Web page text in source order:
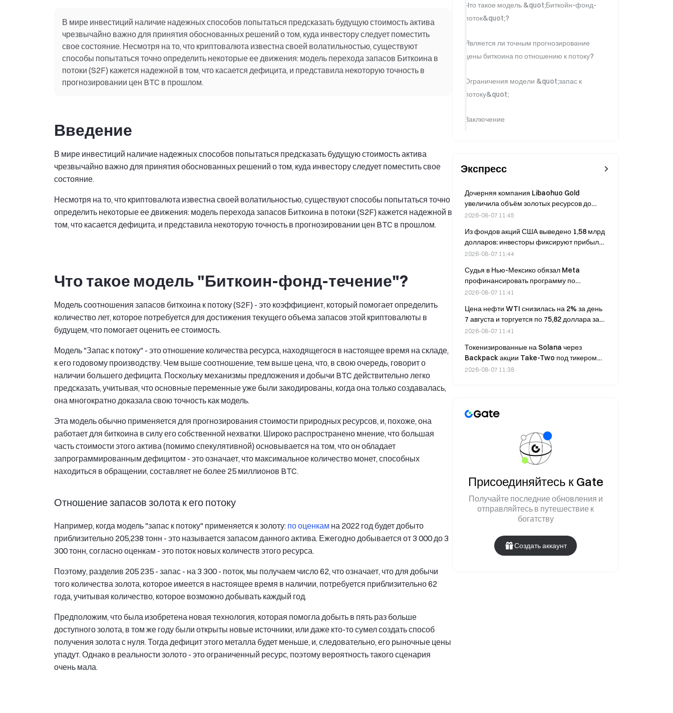
В мире инвестиций наличие надежных способов попытаться предсказать будущую стоимость актива
чрезвычайно важно для принятия обоснованных решений о том, куда инвестору следует поместить
свое состояние. Несмотря на то, что криптовалюта известна своей волатильностью, существуют
способы попытаться точно определить некоторые ее движения: модель перехода запасов Биткоина в
потоки (S2F) кажется надежной в том, что касается дефицита, и представила некоторую точность в
прогнозировании цен BTC в прошлом.
Введение
В мире инвестиций наличие надежных способов попытаться предсказать будущую стоимость актива
чрезвычайно важно для принятия обоснованных решений о том, куда инвестору следует поместить свое
состояние.
Несмотря на то, что криптовалюта известна своей волатильностью, существуют способы попытаться точно
определить некоторые ее движения: модель перехода запасов Биткоина в потоки (S2F) кажется надежной в
том, что касается дефицита, и представила некоторую точность в прогнозировании цен BTC в прошлом.
Что такое модель "Биткоин-фонд-течение"?
Модель соотношения запасов биткоина к потоку (S2F) - это коэффициент, который помогает определить
количество лет, которое потребуется для достижения текущего объема запасов этой криптовалюты в
будущем, что помогает оценить ее стоимость.
Модель "Запас к потоку" - это отношение количества ресурса, находящегося в настоящее время на складе,
к его годовому производству. Чем выше соотношение, тем выше цена, что, в свою очередь, говорит о
наличии большего дефицита. Поскольку механизмы предложения и добычи BTC действительно легко
предсказать, учитывая, что основные переменные уже были закодированы, когда она только создавалась,
она многократно доказала свою точность как модель.
Эта модель обычно применяется для прогнозирования стоимости природных ресурсов, и, похоже, она
работает для биткоина в силу его собственной нехватки. Широко распространено мнение, что большая
часть стоимости этого актива (помимо спекулятивной) основывается на том, что он обладает
запрограммированным дефицитом - это означает, что максимальное количество монет, способных
находиться в обращении, составляет не более 25 миллионов BTC.
Отношение запасов золота к его потоку
Например, когда модель "запас к потоку" применяется к золоту: по оценкам на 2022 год будет добыто
приблизительно 205,238 тонн - это называется запасом данного актива. Ежегодно добывается от 3 000 до 3
300 тонн, согласно оценкам - это поток новых количеств этого ресурса.
Поэтому, разделив 205 235 - запас - на 3 300 - поток, мы получаем число 62, что означает, что для добычи
того количества золота, которое имеется в настоящее время в наличии, потребуется приблизительно 62
года, учитывая количество, которое возможно добывать каждый год.
Предположим, что была изобретена новая технология, которая помогла добыть в пять раз больше
доступного золота, в том же году были открыты новые источники, или даже кто-то сумел создать способ
получения золота с нуля. Тогда дефицит этого металла будет меньше, и, следовательно, его рыночные цены
упадут. Однако в реальности золото - это ограниченный ресурс, поэтому вероятность такого сценария
очень мала.
Что такое модель &quot;Биткойн-фонд-
поток&quot;?
Является ли точным прогнозирование
цены биткоина по отношению к потоку?
Ограничения модели &quot;запас к
потоку&quot;
Заключение
Экспресс
Дочерняя компания Libaohuo Gold
увеличила объём золотых ресурсов до
53,94 тонны по состоянию на 30 июня
2026-08-07 11:45
Из фондов акций США выведено 1,58 млрд
долларов: инвесторы фиксируют прибыль;
фонды денежного рынка привлекли 556,9
2026-08-07 11:44
Судья в Нью-Мексико обязал Meta
профинансировать программу по
снижению вреда для молодёжи на сумму
совокупные финансовые обязательства
компании до 942 миллионов долларов.
2026-08-07 11:41
Цена нефти WTI снизилась на 2% за день
7 августа и торгуется по 75,82 доллара за
баррель.
2026-08-07 11:41
Токенизированные на Solana через
Backpack акции Take-Two под тикером
TTWO торгуются по 233,79 доллара на
2026-08-07 11:38
Присоединяйтесь к Gate
Получайте последние обновления и
отправляйтесь в путешествие к
богатству
Создать аккаунт